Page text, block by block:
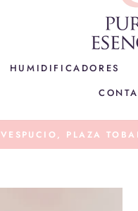
HUMIDIFICADORES
ENVIOS A TODO CHILE